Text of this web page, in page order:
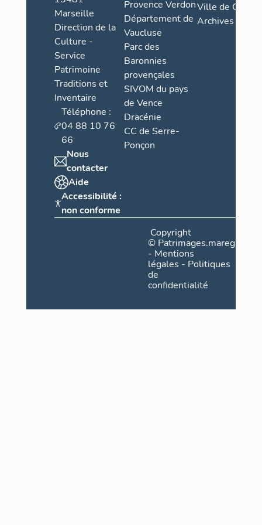
Romain
Marseille
Direction de la
Culture -
Service
Patrimoine
Traditions et
Inventaire
Téléphone :
04 88 10 76
66
Nous
contacter
Aide
Accessibilité :
non conforme
Provence Verdon
Département de
Vaucluse
Parc des
Baronnies
provençales
SIVOM du pays
de Vence
Dracénie
CC de Serre-
Ponçon
Ville de
Archives
Copyright
©
- Mentions
légales - Politiques
de
confidentialité